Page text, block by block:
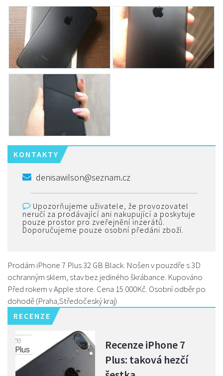
KONTAKTY
denisawilson@seznam.cz
Upozorňujeme uživatele, že provozovatel
neručí za prodávající ani nakupující a poskytuje
pouze prostor pro zveřejnění inzerátů.
Doporučujeme pouze osobní předáni zboží.
Prodám iPhone 7 Plus 32 GB Black. Nošen v pouzdře s 3D
ochranným sklem, stav bez jediného škrábance. Kupováno
Před rokem v Apple store. Cena 15 000Kč. Osobní odběr po
dohodě (Praha,Středočeský kraj)
RECENZE
Recenze iPhone 7
Plus: taková hezčí